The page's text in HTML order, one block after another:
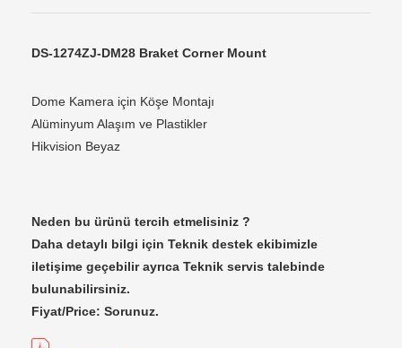
DS-1274ZJ-DM28 Braket Corner Mount
Dome Kamera için Köşe Montajı
Alüminyum Alaşım ve Plastikler
Hikvision Beyaz
Neden bu ürünü tercih etmelisiniz ?
Daha detaylı bilgi için Teknik destek ekibimizle
iletişime geçebilir ayrıca Teknik servis talebinde
bulunabilirsiniz.
Fiyat/Price: Sorunuz.